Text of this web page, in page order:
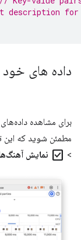
description
داده های
برای مشاهده
مطمئن شوید که
>
check_box نمایش